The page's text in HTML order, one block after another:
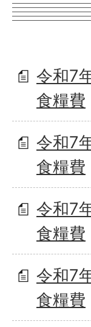
令和7
食糧費
令和7
食糧費
令和7
食糧費
令和7
食糧費